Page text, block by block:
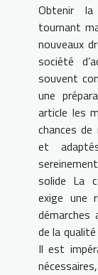
Obtenir
tournant
nouveaux
société
souvent
une
article les
chances
et
solide La
exige une
démarches
de la
Il est